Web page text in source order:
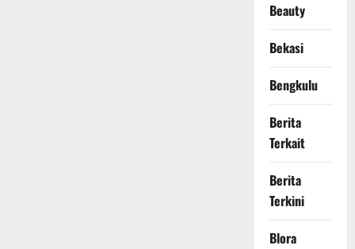
Beauty
Bekasi
Bengkulu
Berita
Terkait
Berita
Terkini
Blora